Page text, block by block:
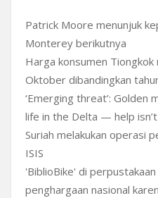
Patrick Moore menunjuk
Monterey berikutnya
Harga konsumen Tiongkok
Oktober dibandingkan
‘Emerging threat’: Golden
life in the Delta — help
Suriah melakukan operasi
ISIS
'BiblioBike' di
penghargaan nasional